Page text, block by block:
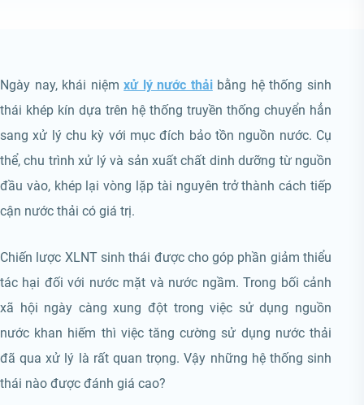
Ngày nay, khái niệmxử lý nước thảibằng hệ thống sinh
thái khép kín dựa trên hệ thống truyền thống chuyển hẳn
sang xử lý chu kỳ với mục đích bảo tồn nguồn nước. Cụ
thể, chu trình xử lý và sản xuất chất dinh dưỡng từ nguồn
đầu vào, khép lại vòng lặp tài nguyên trở thành cách tiếp
cận nước thải có giá trị.
Chiến lược XLNT sinh thái được cho góp phần giảm thiểu
tác hại đối với nước mặt và nước ngầm. Trong bối cảnh
xã hội ngày càng xung đột trong việc sử dụng nguồn
nước khan hiếm thì việc tăng cường sử dụng nước thải
đã qua xử lý là rất quan trọng. Vậy những hệ thống sinh
thái nào được đánh giá cao?